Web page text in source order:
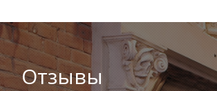
Отзывы